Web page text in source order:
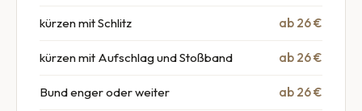
kürzen mit Schlitz ab 26 €
kürzen mit Aufschlag und Stoßband ab 26 €
Bund enger oder weiter ab 26 €